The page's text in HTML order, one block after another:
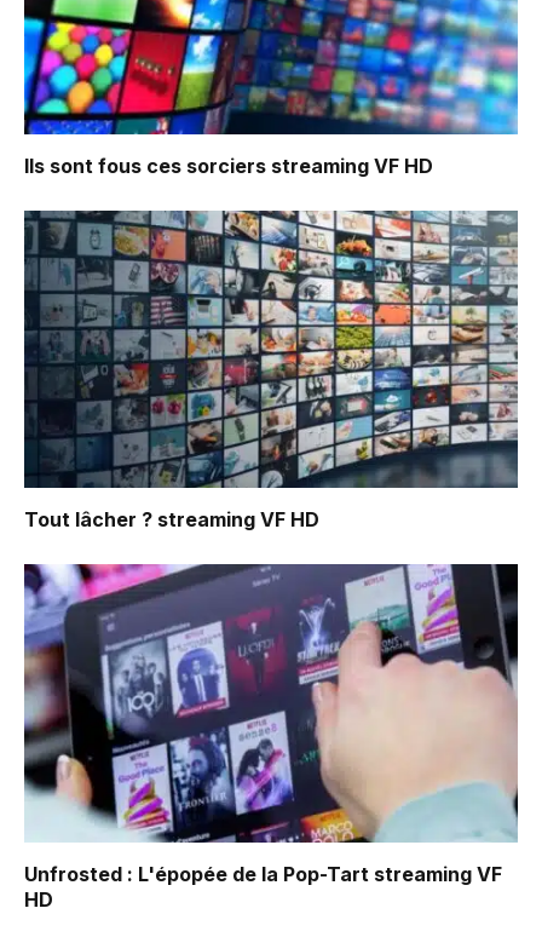
Ils sont fous ces sorciers streaming VF HD
Tout lâcher ? streaming VF HD
Unfrosted : L'épopée de la Pop-Tart streaming VF
HD